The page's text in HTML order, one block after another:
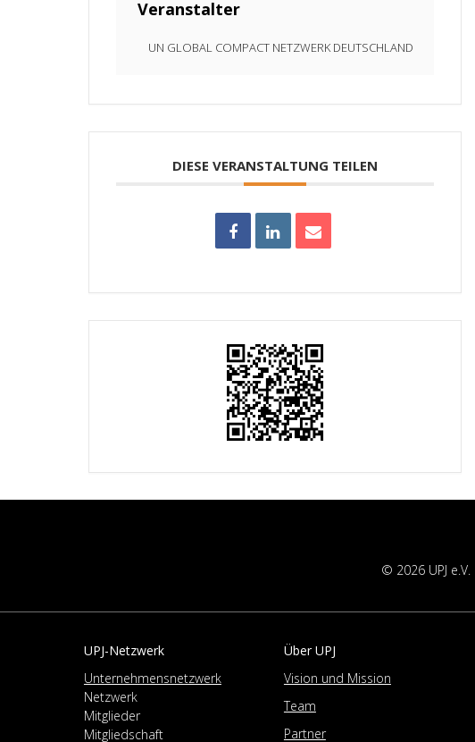
Veranstalter
UN GLOBAL COMPACT NETZWERK DEUTSCHLAND
DIESE VERANSTALTUNG TEILEN
© 2026 UPJ e.V.
UPJ-Netzwerk
Unternehmensnetzwerk
Netzwerk
Mitglieder
Mitgliedschaft
Über UPJ
Vision und Mission
Team
Partner